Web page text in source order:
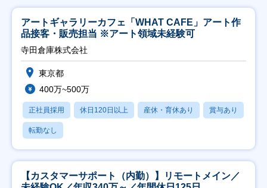
アートギャラリーカフェ「WHAT CAFE」アート作
品接客・販売担当 ※アート領域未経験可
寺田倉庫株式会社
東京都
400万~500万
正社員採用 休日120日以上 産休・育休あり 賞与あり
転勤なし
【カスタマーサポート（内勤）】リモートメイン／